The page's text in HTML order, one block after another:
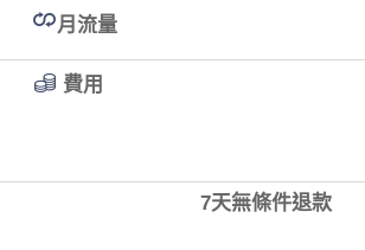
月流量
費用
7天無條件退款